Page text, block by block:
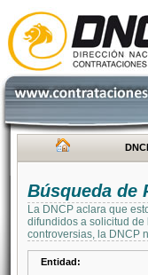
Búsqueda de
La DNCP aclara que
difundidos a solicitud de
controversias, la DNCP
Entidad: